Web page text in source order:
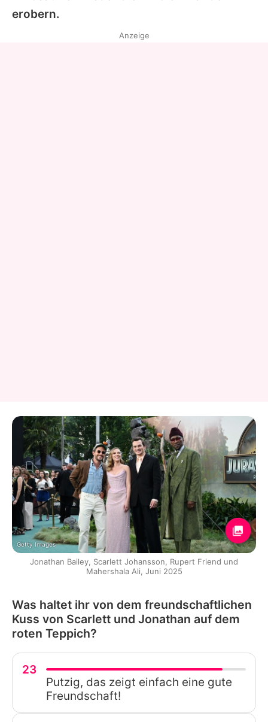
erobern.
Anzeige
Getty Images
Jonathan Bailey, Scarlett Johansson, Rupert Friend und
Mahershala Ali, Juni 2025
Was haltet ihr von dem freundschaftlichen
Kuss von Scarlett und Jonathan auf dem
roten Teppich?
23
Putzig, das zeigt einfach eine gute
Freundschaft!